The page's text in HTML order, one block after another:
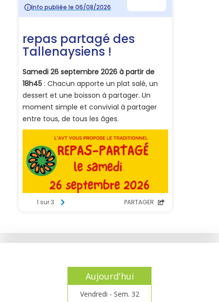
Aujourd'hui
Vendredi - Sem. 32